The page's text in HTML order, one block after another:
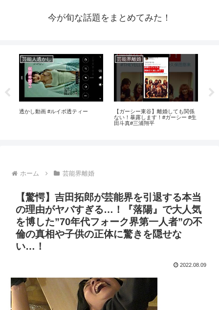
今が旬な話題をまとめてみた！
芸能人透かし
透かし動画 #ルイボ透ティー
芸能界離婚
【ガーシー東谷】離婚しても関係
ない！暴露します！#ガーシー #生
田斗真#三浦翔平
ホーム 芸能界離婚
【驚愕】吉田拓郎が芸能界を引退する本当
の理由がヤバすぎる…！『落陽』で大人気
を博した”70年代フォーク界第一人者”の不
倫の真相や子供の正体に驚きを隠せな
い…！
2022.08.09